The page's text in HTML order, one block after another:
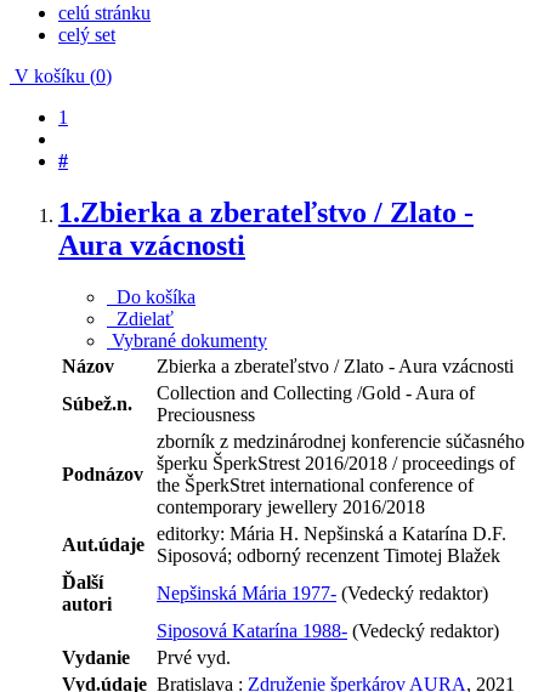
celú stránku
celý set
V košíku (0)
1
#
1.Zbierka a zberateľstvo / Zlato -
Aura vzácnosti
Do košíka
Zdielať
Vybrané dokumenty
Názov
Zbierka a zberateľstvo / Zlato - Aura vzácnosti
Súbež.n.
Collection and Collecting /Gold - Aura of
Preciousness
Podnázov
zborník z medzinárodnej konferencie súčasného
šperku ŠperkStrest 2016/2018 / proceedings of
the ŠperkStret international conference of
contemporary jewellery 2016/2018
Aut.údaje
editorky: Mária H. Nepšinská a Katarína D.F.
Siposová; odborný recenzent Timotej Blažek
Ďalší
autori
Nepšinská Mária 1977- (Vedecký redaktor)
Siposová Katarína 1988- (Vedecký redaktor)
Vydanie
Prvé vyd.
Vyd.údaje Bratislava : Združenie šperkárov AURA, 2021